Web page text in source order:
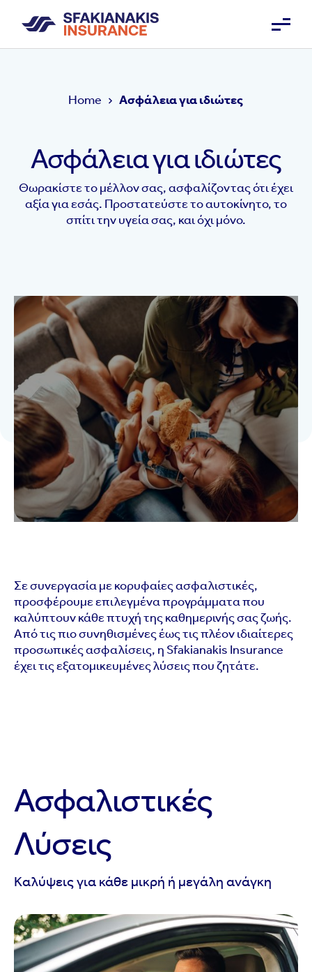
Home Ασφάλεια για ιδιώτες
Ασφάλεια για ιδιώτες
Θωρακίστε το μέλλον σας, ασφαλίζοντας ότι έχει
αξία για εσάς. Προστατεύστε το αυτοκίνητο, το
σπίτι την υγεία σας, και όχι μόνο.
Σε συνεργασία με κορυφαίες ασφαλιστικές,
προσφέρουμε επιλεγμένα προγράμματα που
καλύπτουν κάθε πτυχή της καθημερινής σας ζωής.
Από τις πιο συνηθισμένες έως τις πλέον ιδιαίτερες
προσωπικές ασφαλίσεις, η Sfakianakis Insurance
έχει τις εξατομικευμένες λύσεις που ζητάτε.
Ασφαλιστικές
Λύσεις
Καλύψεις για κάθε μικρή ή μεγάλη ανάγκη